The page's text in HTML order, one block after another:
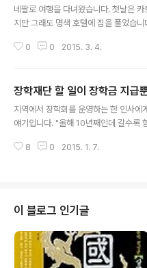
네팔로 여행을 다녀왔습니다. 첫날은
지만 그래도 명색 호텔에 짐을 풀었습니
왔습니다. 좀 기다리니 나아지기는 했지
요, 글조차 제대로 읽을 수가 없었답니다
행과 나눠 마시고 자리에 누웠는데요, 이
었습니다. 네팔에는 '난방' 개념이 없다
럼 속옷이나 잠옷 차림으로는 도저히 잠
0 0 2015. 3. 4.
장학재단 할 일이 장학금 지급
지역에서 장학회를 운영하는 한 인사에
얘기입니다. "올해 10년째인데 갈수록
셨습니다. "요즘 중학교까지 의무교육이
다 했습니다. 지역에서 어지간히 공부를
안이 대부분 먹고살만해 장학금이 아쉬
도 했습니다. 또 여기저기 여러 명목으
이 적지 않아 중복도 잦다고 했습니다.
회를 만들고 뜻있는 이들로부터 돈을
8 0 2015. 1. 7.
이 블로그 인기글